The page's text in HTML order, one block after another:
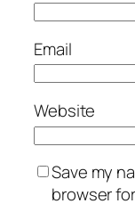
Email
Website
Save my
browser